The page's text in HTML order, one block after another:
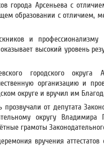
города Арсеньева с
образовании с отличием,
и
высокий уровень
городского
организацию и
округе и вручил им
от депутата
округу Владимира
грамоты
вручения